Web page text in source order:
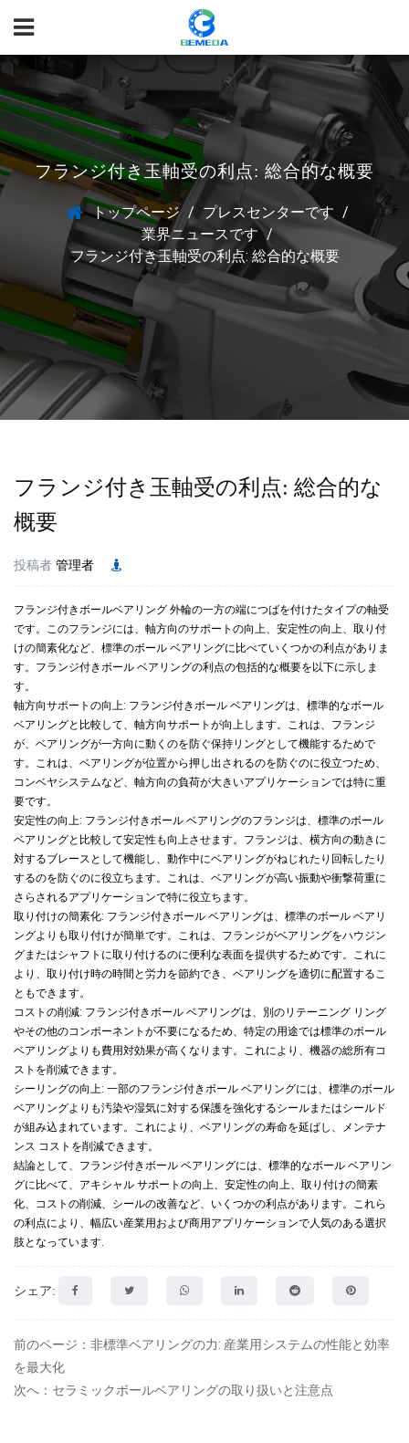
フランジ付き玉軸受の利点: 総合的な概要
トップページ / プレスセンターです /
業界ニュースです /
フランジ付き玉軸受の利点: 総合的な概要
フランジ付き玉軸受の利点: 総合的な
概要
投稿者 管理者
フランジ付きボールベアリング 外輪の一方の端につばを付けたタイプの軸受
です。このフランジには、軸方向のサポートの向上、安定性の向上、取り付
けの簡素化など、標準のボール ベアリングに比べていくつかの利点がありま
す。フランジ付きボール ベアリングの利点の包括的な概要を以下に示しま
す。
軸方向サポートの向上: フランジ付きボール ベアリングは、標準的なボール
ベアリングと比較して、軸方向サポートが向上します。これは、フランジ
が、ベアリングが一方向に動くのを防ぐ保持リングとして機能するためで
す。これは、ベアリングが位置から押し出されるのを防ぐのに役立つため、
コンベヤシステムなど、軸方向の負荷が大きいアプリケーションでは特に重
要です。
安定性の向上: フランジ付きボール ベアリングのフランジは、標準のボール
ベアリングと比較して安定性も向上させます。フランジは、横方向の動きに
対するブレースとして機能し、動作中にベアリングがねじれたり回転したり
するのを防ぐのに役立ちます。これは、ベアリングが高い振動や衝撃荷重に
さらされるアプリケーションで特に役立ちます。
取り付けの簡素化: フランジ付きボール ベアリングは、標準のボール ベアリ
ングよりも取り付けが簡単です。これは、フランジがベアリングをハウジン
グまたはシャフトに取り付けるのに便利な表面を提供するためです。これに
より、取り付け時の時間と労力を節約でき、ベアリングを適切に配置するこ
ともできます。
コストの削減: フランジ付きボール ベアリングは、別のリテーニング リング
やその他のコンポーネントが不要になるため、特定の用途では標準のボール
ベアリングよりも費用対効果が高くなります。これにより、機器の総所有コ
ストを削減できます。
シーリングの向上: 一部のフランジ付きボール ベアリングには、標準のボール
ベアリングよりも汚染や湿気に対する保護を強化するシールまたはシールド
が組み込まれています。これにより、ベアリングの寿命を延ばし、メンテナ
ンス コストを削減できます。
結論として、フランジ付きボール ベアリングには、標準的なボール ベアリン
グに比べて、アキシャル サポートの向上、安定性の向上、取り付けの簡素
化、コストの削減、シールの改善など、いくつかの利点があります。これら
の利点により、幅広い産業用および商用アプリケーションで人気のある選択
肢となっています.
シェア:
前のページ：非標準ベアリングの力: 産業用システムの性能と効率
を最大化
次へ：セラミックボールベアリングの取り扱いと注意点